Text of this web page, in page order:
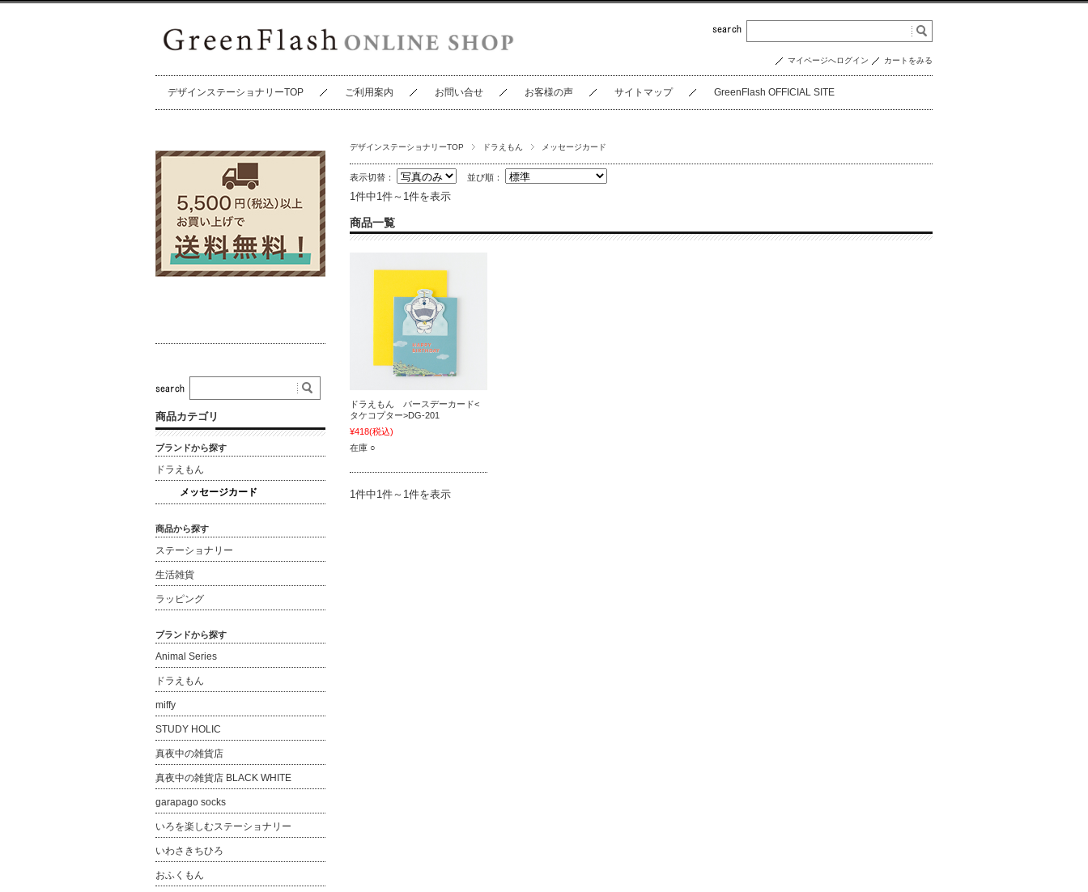
マイページへログイン カートをみる
デザインステーショナリーTOP ご利用案内 お問い合せ お客様の声 サイトマップ GreenFlash OFFICIAL SITE
デザインステーショナリーTOP ドラえもん メッセージカード
表示切替： 並び順：
1件中1件～1件を表示
商品一覧
ドラえもん バースデーカード<
タケコプター>DG-201
¥418(税込)
在庫 ○
1件中1件～1件を表示
商品カテゴリ
ブランドから探す
ドラえもん
メッセージカード
商品から探す
ステーショナリー
生活雑貨
ラッピング
ブランドから探す
Animal Series
ドラえもん
miffy
STUDY HOLIC
真夜中の雑貨店
真夜中の雑貨店 BLACK WHITE
garapago socks
いろを楽しむステーショナリー
いわさきちひろ
おふくもん